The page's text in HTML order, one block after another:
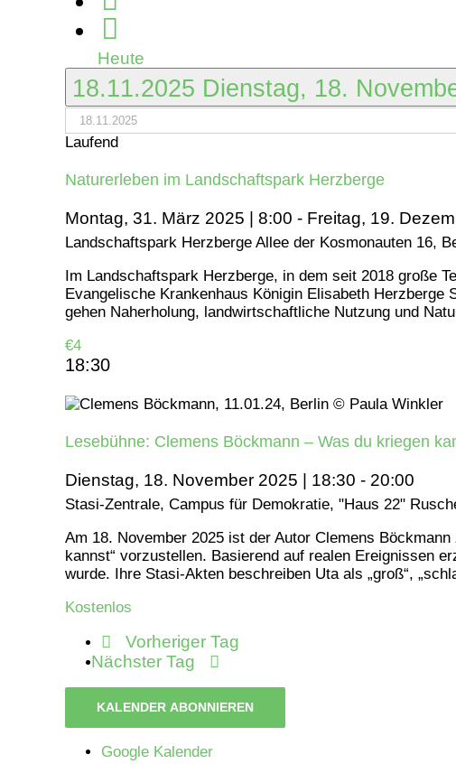
2025
Heute
18.11.2025 Dienstag, 18.
Laufend
Naturerleben im Landschaftspark Herzberge
Montag, 31. März 2025 | 8:00 - Freitag, 19.
Landschaftspark Herzberge Allee der Kosmonauten 16,
Im Landschaftspark Herzberge, in dem seit 2018 große
Evangelische Krankenhaus Königin Elisabeth
gehen Naherholung, landwirtschaftliche Nutzung und
€4
18:30
Lesebühne: Clemens Böckmann – Was du kriegen
Dienstag, 18. November 2025 | 18:30 - 20:00
Stasi-Zentrale, Campus für Demokratie, "Haus 22"
Am 18. November 2025 ist der Autor Clemens
kannst“ vorzustellen. Basierend auf realen Ereignissen
wurde. Ihre Stasi-Akten beschreiben Uta als „groß“,
Kostenlos
Vorheriger Tag
Nächster Tag
KALENDER ABONNIEREN
Google Kalender